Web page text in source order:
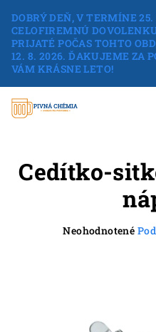
na
obsah
DOBRÝ DEŇ, V TERMÍNE
CELOFIREMNÚ
PRIJATÉ POČAS TOHTO
12. 8. 2026. ĎAKUJEME ZA
VÁM KRÁSNE LETO!
Cedítko-
Priemerné
Neohodnotené